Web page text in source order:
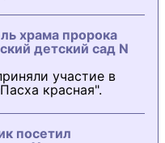
храма пророка
детский сад N
участие в
красная".
посетил